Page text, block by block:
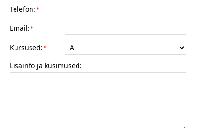
Telefon: *
Email: *
Kursused: *
Lisainfo ja küsimused: